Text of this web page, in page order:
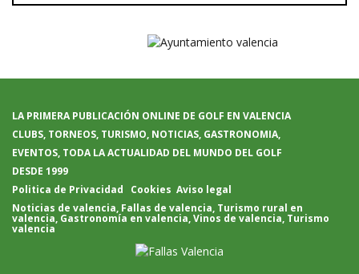
LA PRIMERA PUBLICACIÓN ONLINE DE GOLF EN VALENCIA
CLUBS, TORNEOS, TURISMO, NOTICIAS, GASTRONOMIA,
EVENTOS, TODA LA ACTUALIDAD DEL MUNDO DEL GOLF
DESDE 1999
Politica de Privacidad
Cookies Aviso legal
Noticias de valencia, Fallas de valencia, Turismo rural en
valencia, Gastronomía en valencia,Vinos de valencia, Turismo
valencia